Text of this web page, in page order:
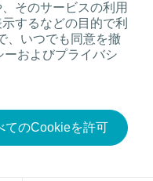
そのサービスの利用
するなどの目的で利
、いつでも同意を撤
およびプライバシ
てのCookieを許可
カウンセリング